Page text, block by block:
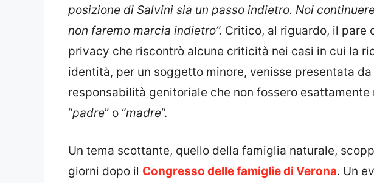
posizione di Salvini sia un passo indietro. Noi
non faremo marcia indietro”. Critico, al riguardo, il pare
privacy che riscontrò alcune criticità nei casi in cui la
identità, per un soggetto minore, venisse presentata
responsabilità genitoriale che non fossero
“padre” o “madre“.
Un tema scottante, quello della famiglia naturale,
giorni dopo il Congresso delle famiglie di Verona. Un